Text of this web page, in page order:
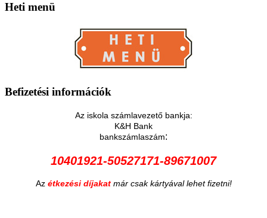
Heti menü
Befizetési információk
Az iskola számlavezető bankja:
K&H Bank
bankszámlaszám:
10401921-50527171-89671007
Az étkezési díjakat már csak kártyával lehet fizetni!